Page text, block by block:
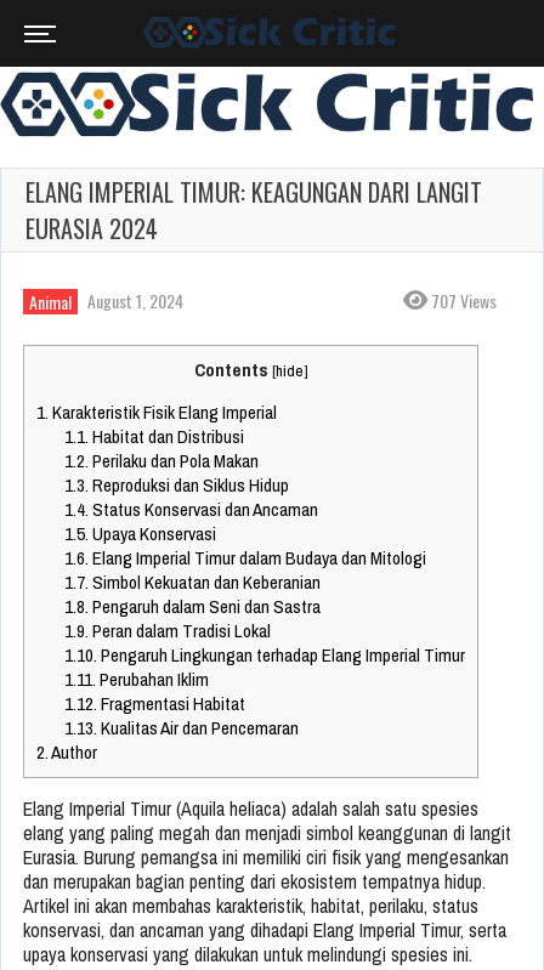
ELANG IMPERIAL TIMUR: KEAGUNGAN DARI LANGIT
EURASIA 2024
Animal August 1, 2024 707 Views
Contents [hide]
1.Karakteristik Fisik Elang Imperial
1.1.Habitat dan Distribusi
1.2.Perilaku dan Pola Makan
1.3.Reproduksi dan Siklus Hidup
1.4.Status Konservasi dan Ancaman
1.5.Upaya Konservasi
1.6.Elang Imperial Timur dalam Budaya dan Mitologi
1.7.Simbol Kekuatan dan Keberanian
1.8.Pengaruh dalam Seni dan Sastra
1.9.Peran dalam Tradisi Lokal
1.10.Pengaruh Lingkungan terhadap Elang Imperial Timur
1.11.Perubahan Iklim
1.12.Fragmentasi Habitat
1.13.Kualitas Air dan Pencemaran
2.Author
Elang Imperial Timur (Aquila heliaca) adalah salah satu spesies
elang yang paling megah dan menjadi simbol keanggunan di langit
Eurasia. Burung pemangsa ini memiliki ciri fisik yang mengesankan
dan merupakan bagian penting dari ekosistem tempatnya hidup.
Artikel ini akan membahas karakteristik, habitat, perilaku, status
konservasi, dan ancaman yang dihadapi Elang Imperial Timur, serta
upaya konservasi yang dilakukan untuk melindungi spesies ini.